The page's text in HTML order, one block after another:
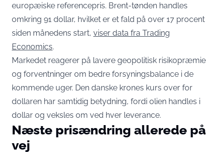
europæiske referencepris. Brent-tønden handles
omkring 91 dollar, hvilket er et fald på over 17 procent
siden månedens start, viser data fra Trading
Economics.
Markedet reagerer på lavere geopolitisk risikopræmie
og forventninger om bedre forsyningsbalance i de
kommende uger. Den danske krones kurs over for
dollaren har samtidig betydning, fordi olien handles i
dollar og veksles om ved hver leverance.
Næste prisændring allerede på
vej